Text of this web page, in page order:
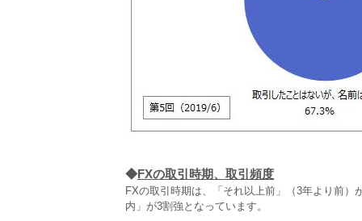
◆FXの取引時期、取引頻度
FXの取引時期は、「それ以上前」（3年より前
内」が3割強となっています。